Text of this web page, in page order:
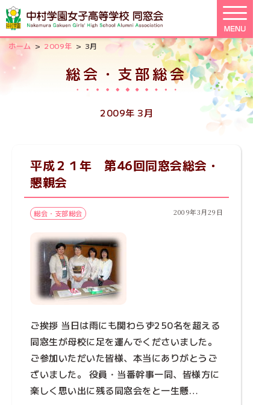
ホーム > 2009年 > 3月
総会・支部総会
2009年 3月
平成２１年 第46回同窓会総会・
懇親会
総会・支部総会 2009年3月29日
ご挨拶 当日は雨にも関わらず250名を超える
同窓生が母校に足を運んでくださいました。
ご参加いただいた皆様、本当にありがとうご
ざいました。 役員・当番幹事一同、皆様方に
楽しく思い出に残る同窓会をと一生懸…